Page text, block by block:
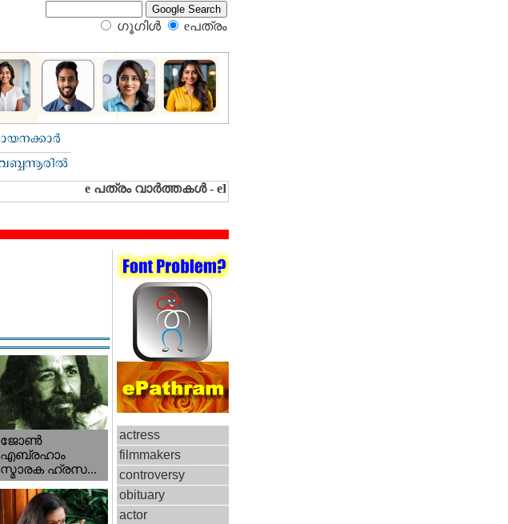
ഗൂഗിള്‍ eപത്രം‍
ജോണ്‍
എബ്രഹാം
സ്മാരക ഹ്രസ...
actress
filmmakers
controversy
obituary
actor